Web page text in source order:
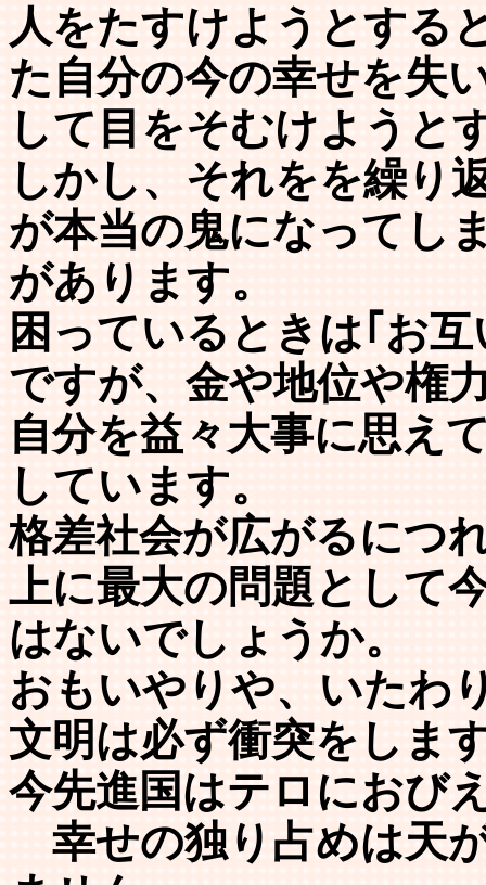
人をたすけようとする
た自分の今の幸せを失
して目をそむけようと
しかし、それをを繰り
が本当の鬼になってし
があります。
困っているときは｢お
ですが、金や地位や権
自分を益々大事に思え
しています。
格差社会が広がるにつ
上に最大の問題として
はないでしょうか。
おもいやりや、いたわ
文明は必ず衝突をしま
今先進国はテロにおび
幸せの独り占めは天